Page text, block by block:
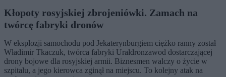
Kłopoty rosyjskiej zbrojeniówki. Zamach na
twórcę fabryki dronów
W eksplozji samochodu pod Jekaterynburgiem ciężko ranny został
Władimir Tkaczuk, twórca fabryki Urałdronzawod dostarczającej
drony bojowe dla rosyjskiej armii. Biznesmen walczy o życie w
szpitalu, a jego kierowca zginął na miejscu. To kolejny atak na